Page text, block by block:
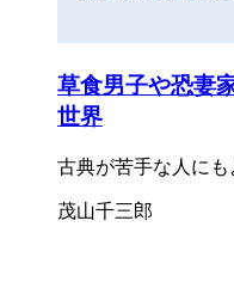
草食男子や恐妻
世界
古典が苦手な人に
茂山千三郎